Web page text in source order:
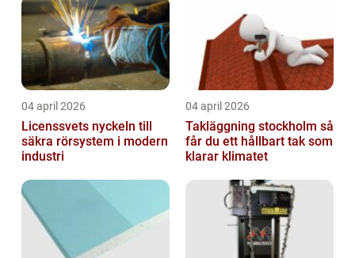
04 april 2026
Licenssvets nyckeln till
säkra rörsystem i modern
industri
04 april 2026
Takläggning stockholm så
får du ett hållbart tak som
klarar klimatet